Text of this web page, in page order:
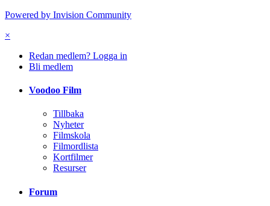
Powered by Invision Community
×
Redan medlem? Logga in
Bli medlem
Voodoo Film
Tillbaka
Nyheter
Filmskola
Filmordlista
Kortfilmer
Resurser
Forum